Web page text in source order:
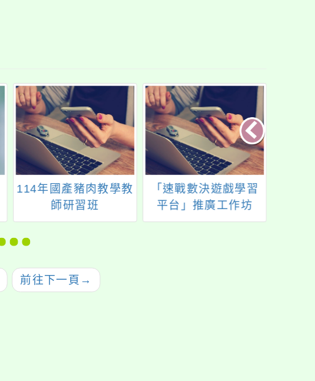
114年國產豬肉教學教
師研習班
「速戰數決遊戲學習
平台」推廣工作坊
前往下一頁 →